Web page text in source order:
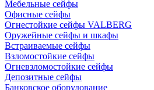
Мебельные сейфы
Офисные сейфы
Огнестойкие сейфы VALBERG
Оружейные сейфы и шкафы
Встраиваемые сейфы
Взломостойкие сейфы
Огневзломостойкие сейфы
Депозитные сейфы
Банковское оборудование